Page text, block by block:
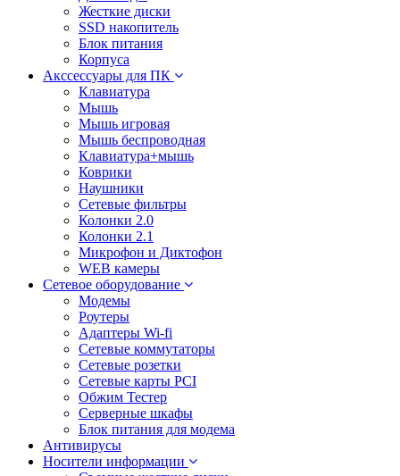
Жесткие диски
SSD накопитель
Блок питания
Корпуса
Акссессуары для ПК
Клавиатура
Мышь
Мышь игровая
Мышь беспроводная
Клавиатура+мышь
Коврики
Наушники
Сетевые фильтры
Колонки 2.0
Колонки 2.1
Микрофон и Диктофон
WEB камеры
Сетевое оборудование
Модемы
Роутеры
Адаптеры Wi-fi
Сетевые коммутаторы
Сетевые розетки
Сетевые карты PCI
Обжим Тестер
Серверные шкафы
Блок питания для модема
Антивирусы
Носители информации